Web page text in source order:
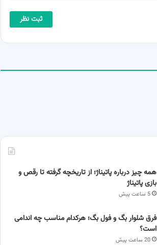
م
م
همه چیز درباره پاتیناژ؛ از تاریخچه گرفته تا رقص و
بازی پاتیناژ
5 ساعت پیش
فرق شلوار بگ و فول بگ؛ هرکدام مناسب چه اندامی
است؟
20 ساعت پیش